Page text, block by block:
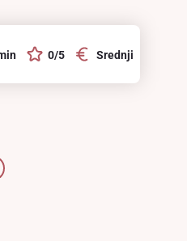
0/5 Srednji